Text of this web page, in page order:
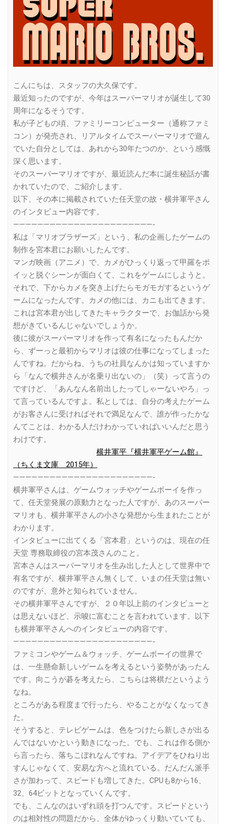
こんにちは、スタッフの大久保です。
最近知ったのですが、今年はスーパーマリオが誕生して30
周年になるそうです。
私が子どもの頃、ファミリーコンピューター（通称ファミ
コン）が発売され、リアルタイムでスーパーマリオで遊ん
でいた自分としては、あれから30年たつのか、という感慨
深く思います。
そのスーパーマリオですが、最近読んだ本に誕生秘話が書
かれていたので、ご紹介します。
以下、その本に掲載されていた任天堂の故・横井軍平さん
のインタビュー内容です。
———————————————————————-
私は「マリオブラザーズ」という、私の企画したゲームの
制作を宮本君にお願いしたんです。
マンガ映画（アニメ）で、カメがひっくり返って甲羅をポ
イッと脱ぐシーンが面白くて、これをゲームにしようと。
それで、下からカメを突き上げたらモガモガするというゲ
ームになったんです。カメの他には、カニも出てきます。
これは宮本君が出してきたキャラクターで、お伽話から発
想がきているんじゃないでしょうか。
後に彼がスーパーマリオを作って有名になったもんだか
ら、ずーっと最初からマリオは彼の仕事になってしまった
んですね。だからね、うちの社員なんかは知っていますか
ら「なんで横井さんが名乗り出ないの」（笑）って言うの
ですけど、「あんなん名前出したってしゃーないやろ」っ
て言っているんですよ。私としては、自分の考えたゲーム
がお客さんに受ければそれで満足なんで、誰が作ったかな
んてことは、わかる人だけわかっていればいいんだと思う
わけです。
横井軍平『横井軍平ゲーム館』
（ちくま文庫 2015年）
———————————————————————-
横井軍平さんは、ゲームウォッチやゲームボーイを作っ
て、任天堂発展の原動力となった人ですが、あのスーパー
マリオも、横井軍平さんの小さな発想から生まれたことが
わかります。
インタビューに出てくる「宮本君」というのは、現在の任
天堂 専務取締役の宮本茂さんのこと。
宮本さんはスーパーマリオを生み出した人として世界中で
有名ですが、横井軍平さん無くして、いまの任天堂は無い
のですが、意外と知られていません。
その横井軍平さんですが、２０年以上前のインタビューと
は思えないほど、示唆に富むことを言われています。以下
も横井軍平さんへのインタビューの内容です。
———————————————————————-
ファミコンやゲーム＆ウォッチ、ゲームボーイの世界で
は、一生懸命新しいゲームを考えるという姿勢があったん
です。向こうが碁を考えたら、こちらは将棋だというよう
なね。
ところがある程度まで行ったら、やることがなくなってき
た。
そうすると、テレビゲームは、色をつけたら新しさが出る
んではないかという動きになった。でも、これは作る側か
ら言ったら、落ちこぼれなんですね。アイデアをひねり出
すんじゃなくて、安易な方へと流れている。だんだん派手
さが加わって、スピードも増してきた。CPUも8から16、
32、64ビットとなっていくんです。
でも、こんなのはいずれ頭を打つんです。スピードという
のは相対性の問題だから、全体がゆっくり動いていても、